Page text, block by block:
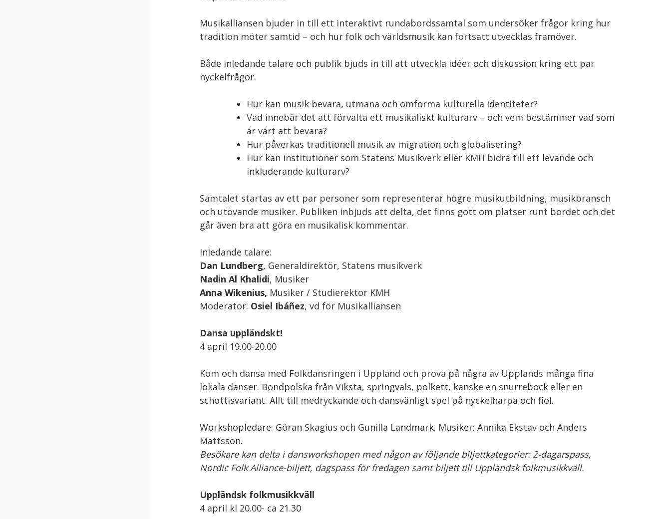
Musikalliansen bjuder in till ett interaktivt rundabordssamtal som undersöker frågor kring hur
tradition möter samtid – och hur folk och världsmusik kan fortsatt utvecklas framöver.
Både inledande talare och publik bjuds in till att utveckla idéer och diskussion kring ett par
nyckelfrågor.
Hur kan musik bevara, utmana och omforma kulturella identiteter?
Vad innebär det att förvalta ett musikaliskt kulturarv – och vem bestämmer vad som
är värt att bevara?
Hur påverkas traditionell musik av migration och globalisering?
Hur kan institutioner som Statens Musikverk eller KMH bidra till ett levande och
inkluderande kulturarv?
Samtalet startas av ett par personer som representerar högre musikutbildning, musikbransch
och utövande musiker. Publiken inbjuds att delta, det finns gott om platser runt bordet och det
går även bra att göra en musikalisk kommentar.
Inledande talare:
Dan Lundberg, Generaldirektör, Statens musikverk
Nadin Al Khalidi, Musiker
Anna Wikenius, Musiker / Studierektor KMH
Moderator: Osiel Ibáñez, vd för Musikalliansen
Dansa uppländskt!
4 april 19.00-20.00
Kom och dansa med Folkdansringen i Uppland och prova på några av Upplands många fina
lokala danser. Bondpolska från Viksta, springvals, polkett, kanske en snurrebock eller en
schottisvariant. Allt till medryckande och dansvänligt spel på nyckelharpa och fiol.
Workshopledare: Göran Skagius och Gunilla Landmark. Musiker: Annika Ekstav och Anders
Mattsson.
Besökare kan delta i dansworkshopen med någon av följande biljettkategorier: 2-dagarspass,
Nordic Folk Alliance-biljett, dagspass för fredagen samt biljett till Uppländsk folkmusikkväll.
Uppländsk folkmusikkväll
4 april kl 20.00- ca 21.30